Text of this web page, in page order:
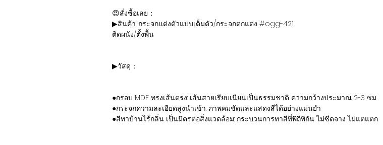
😍สั่งซื้อเลย：
▶สินค้า: กระจกแต่งตัวแบบเต็มตัว/กระจกตกแต่ง #ogg-421
ติดผนัง/ตั้งพื้น
▶วัสดุ：
●กรอบ MDF ทรงเส้นตรง: เส้นสายเรียบเนียนเป็นธรรมชาติ ความกว้างประมาณ 2-3 ซม.
●กระจกความละเอียดสูงนำเข้า: ภาพคมชัดและแสดงสีได้อย่างแม่นยำ
●สีทาบ้านไร้กลิ่น เป็นมิตรต่อสิ่งแวดล้อม: กระบวนการทาสีที่พิถีพิถัน ไม่ซีดจาง ไม่แตแตก